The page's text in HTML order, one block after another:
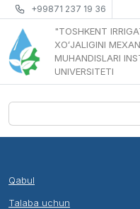
+99871 237 19 36
"TOSHKENT
XOʻJALIGINI
MUHANDISLARI
UNIVERSITETI
Qabul
Talaba uchun